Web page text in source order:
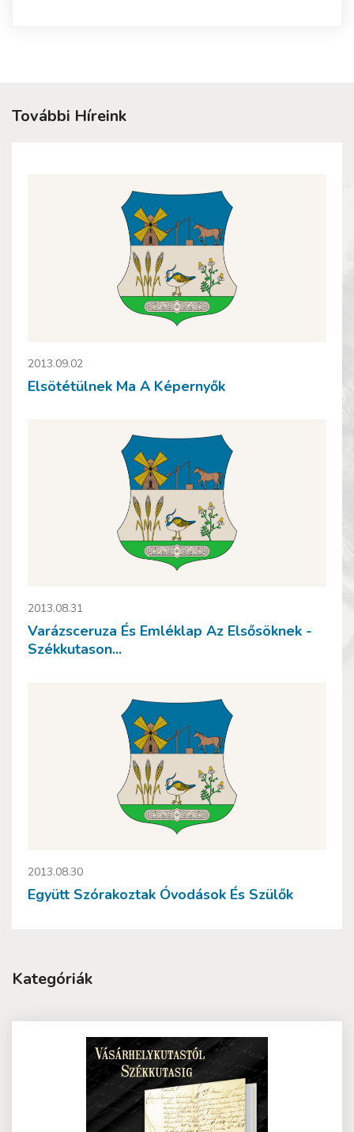
További Híreink
2013.09.02
Elsötétülnek Ma A Képernyők
2013.08.31
Varázsceruza És Emléklap Az Elsősöknek -
Székkutason...
2013.08.30
Együtt Szórakoztak Óvodások És Szülők
Kategóriák